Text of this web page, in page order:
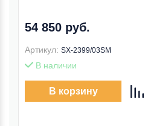
54 850 руб.
Артикул: SX-2399/03SM
В наличии
В корзину